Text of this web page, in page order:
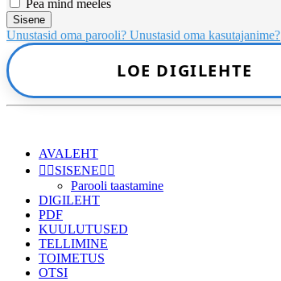
Pea mind meeles
Sisene
Unustasid oma parooli? Unustasid oma kasutajanime?
LOE DIGILEHTE
AVALEHT
👉🏻SISENE👈🏻
Parooli taastamine
DIGILEHT
PDF
KUULUTUSED
TELLIMINE
TOIMETUS
OTSI